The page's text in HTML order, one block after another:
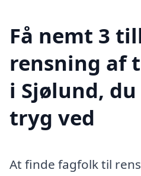
Få nemt 3
rensning af
i Sjølund,
tryg ved
At finde fagfolk til